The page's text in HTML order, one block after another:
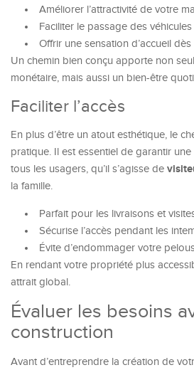
Améliorer l’attractivité de votre
Faciliter le passage des
Offrir une sensation d’accueil dès
Un chemin bien conçu apporte non
monétaire, mais aussi un bien-être
Faciliter l’accès
En plus d’être un atout esthétique, le
pratique. Il est essentiel de garantir
tous les usagers, qu’il s’agisse de
la famille.
Parfait pour les livraisons et
Sécurise l’accès pendant les
Évite d’endommager votre
En rendant votre propriété plus
attrait global.
Évaluer les besoins
construction
Avant d’entreprendre la création de